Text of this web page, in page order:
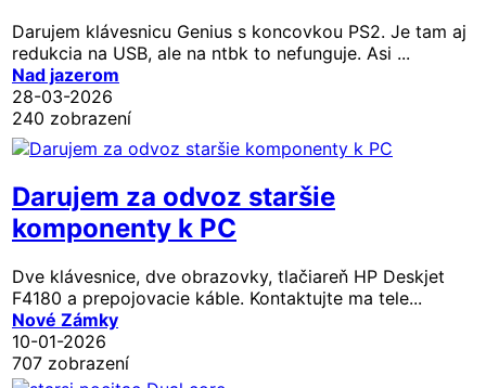
Darujem klávesnicu Genius s koncovkou PS2. Je tam aj
redukcia na USB, ale na ntbk to nefunguje. Asi ...
Nad jazerom
28-03-2026
240 zobrazení
Darujem za odvoz staršie
komponenty k PC
Dve klávesnice, dve obrazovky, tlačiareň HP Deskjet
F4180 a prepojovacie káble. Kontaktujte ma tele...
Nové Zámky
10-01-2026
707 zobrazení